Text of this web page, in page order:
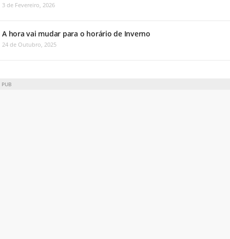
3 de Fevereiro, 2026
A hora vai mudar para o horário de Inverno
24 de Outubro, 2025
PUB